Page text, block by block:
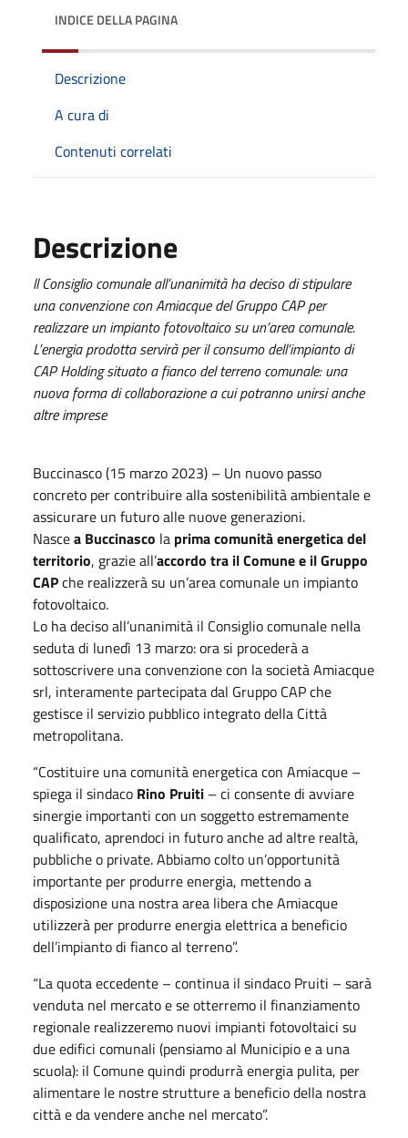
INDICE DELLA PAGINA
Descrizione
A cura di
Contenuti correlati
Descrizione
ll Consiglio comunale all’unanimità ha deciso di stipulare
una convenzione con Amiacque del Gruppo CAP per
realizzare un impianto fotovoltaico su un’area comunale.
L’energia prodotta servirà per il consumo dell’impianto di
CAP Holding situato a fianco del terreno comunale: una
nuova forma di collaborazione a cui potranno unirsi anche
altre imprese
Buccinasco (15 marzo 2023) – Un nuovo passo
concreto per contribuire alla sostenibilità ambientale e
assicurare un futuro alle nuove generazioni.
Nascea Buccinasco la prima comunità energetica del
territorio, grazie all’accordo tra il Comune e il Gruppo
CAPche realizzerà su un’area comunale un impianto
fotovoltaico.
Lo ha deciso all’unanimità il Consiglio comunale nella
seduta di lunedì 13 marzo: ora si procederà a
sottoscrivere una convenzione con la società Amiacque
srl, interamente partecipata dal Gruppo CAP che
gestisce il servizio pubblico integrato della Città
metropolitana.
“Costituire una comunità energetica con Amiacque –
spiega il sindaco Rino Pruiti – ci consente di avviare
sinergie importanti con un soggetto estremamente
qualificato, aprendoci in futuro anche ad altre realtà,
pubbliche o private. Abbiamo colto un’opportunità
importante per produrre energia, mettendo a
disposizione una nostra area libera che Amiacque
utilizzerà per produrre energia elettrica a beneficio
dell’impianto di fianco al terreno”.
“La quota eccedente – continua il sindaco Pruiti – sarà
venduta nel mercato e se otterremo il finanziamento
regionale realizzeremo nuovi impianti fotovoltaici su
due edifici comunali (pensiamo al Municipio e a una
scuola): il Comune quindi produrrà energia pulita, per
alimentare le nostre strutture a beneficio della nostra
città e da vendere anche nel mercato”.